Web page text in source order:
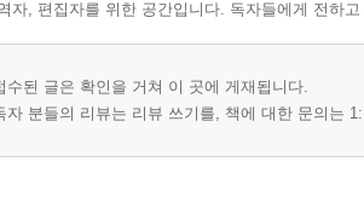
자, 편집자를 위한 공간입니다. 독자들에게 전하
수된 글은 확인을 거쳐 이 곳에 게재됩니다.
자 분들의 리뷰는 리뷰 쓰기를, 책에 대한 문의는